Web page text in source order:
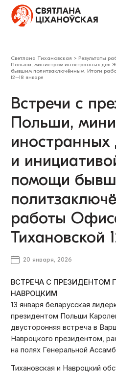
Светлана Тихановская > Результаты
Польши, министром иностранных дел
бывшим политзаключённым. Итоги
12–18 января
Встречи с
Польши,
иностранных
и
помощи
работы
Тихановской
20 января, 2026
ВСТРЕЧА С ПРЕЗИДЕНТОМ
НАВРОЦКИМ
13 января беларусская
президентом Польши
двусторонняя встреча в
Навроцкого президентом,
на полях Генеральной
Тихановская и Навроцкий